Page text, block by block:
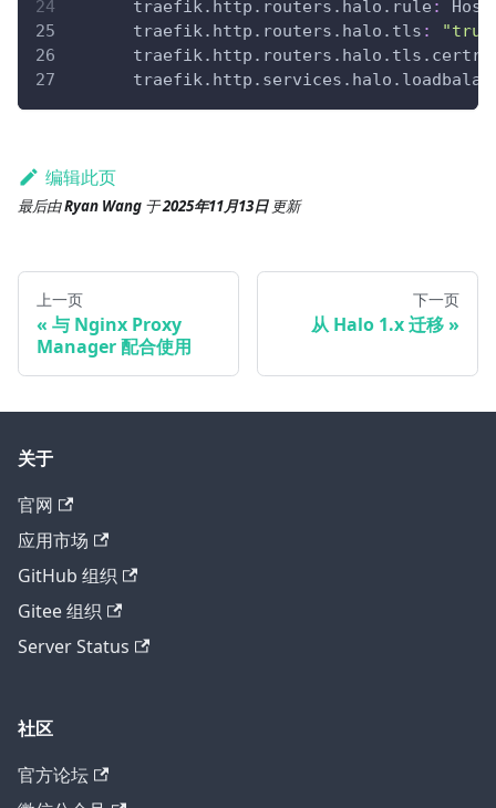
traefik.http.routers.halo.rule :
traefik.http.routers.halo.tls :
编辑此页
最后由Ryan Wang 于2025年11月13日 更新
上一页
与 Nginx Proxy
Manager 配合使用
下一页
从 Halo 1.x 迁移
关于
官网
应用市场
GitHub 组织
Gitee 组织
Server Status
社区
官方论坛